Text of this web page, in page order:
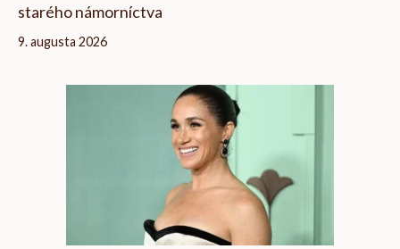
starého námorníctva
9. augusta 2026